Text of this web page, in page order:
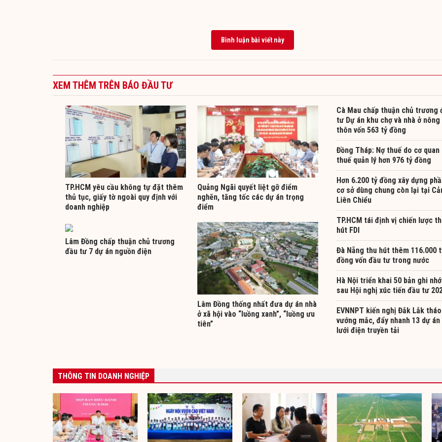
Bình luận bài viết này
XEM THÊM TRÊN BÁO ĐẦU TƯ
TP.HCM yêu cầu không tự đặt thêm
thủ tục, giấy tờ ngoài quy định với
doanh nghiệp
Quảng Ngãi quyết liệt gỡ điểm
nghẽn, tăng tốc các dự án trọng
điểm
Lâm Đồng chấp thuận chủ trương
đầu tư 7 dự án nguồn điện
Lâm Đồng thống nhất đưa dự án nhà
ở xã hội vào “luồng xanh”, “luồng ưu
tiên”
Cà Mau chấp thuận chủ trương
tư Dự án khu chợ và nhà ở nông
thôn vốn 563 tỷ đồng
Đồng Tháp: Nợ thuế do cơ quan
thuế quản lý hơn 976 tỷ đồng
Hơn 6.200 tỷ đồng xây dựng
cơ sở dùng chung còn lại tại
Liên Chiểu
TP.HCM tái định vị chiến lược
hút FDI
Đà Nẵng thu hút thêm 116.000
đồng vốn đầu tư trong nước
Hà Nội triển khai 50 bản ghi nhớ
sau Hội nghị xúc tiến đầu tư
EVNNPT kiến nghị Đắk Lắk
vướng mắc, đẩy nhanh 13 dự án
lưới điện truyền tải
THÔNG TIN DOANH NGHIỆP